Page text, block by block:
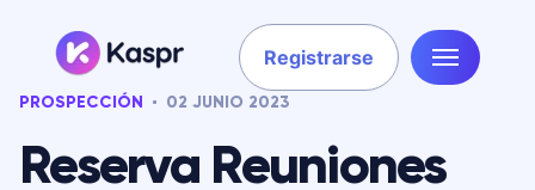
Registrarse
PROSPECCIÓN 02 JUNIO 2023
Reserva Reuniones